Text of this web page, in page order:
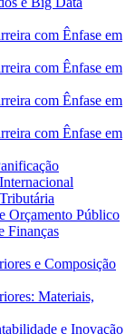
com Ênfase em
com Ênfase em
com Ênfase em
com Ênfase em
Orçamento Público
Finanças
e Composição
Materiais,
e Inovação